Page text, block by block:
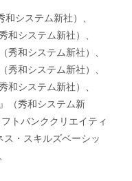
和システム新社）、
和システム新社）、
秀和システム新社）、
秀和システム新社）、
和システム新社）、
（秀和システム新
トバンククリエイティ
・スキルズベーシッ